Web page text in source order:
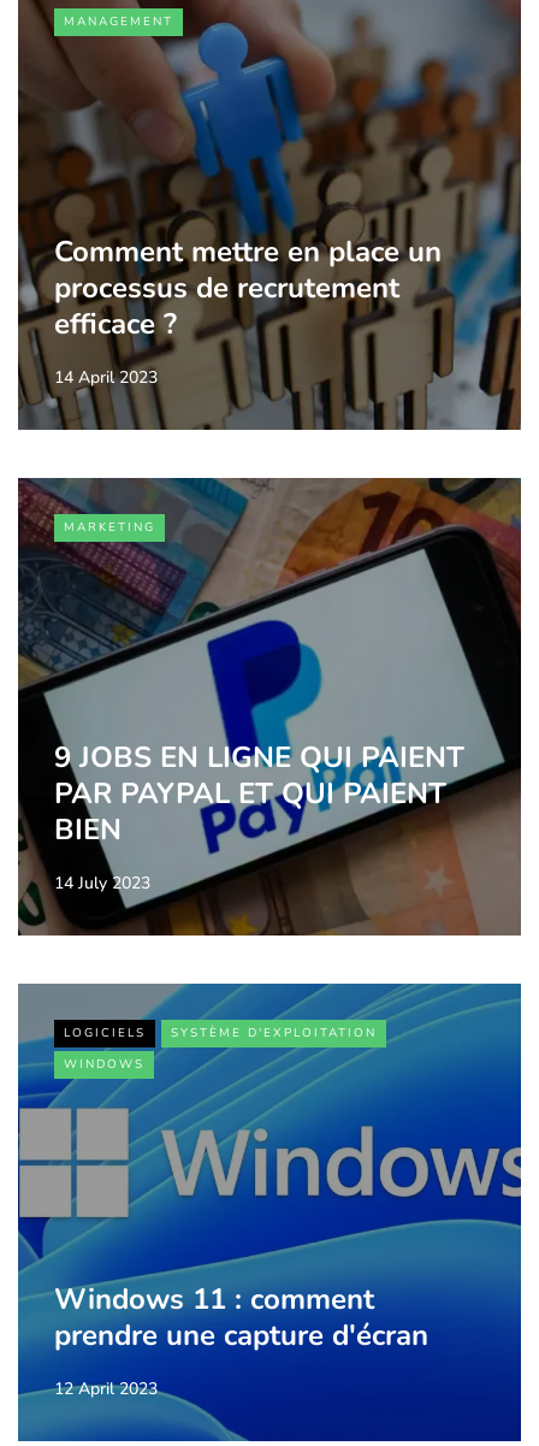
MANAGEMENT
Comment mettre en place un
processus de recrutement
efficace ?
14 April 2023
MARKETING
9 JOBS EN LIGNE QUI PAIENT
PAR PAYPAL ET QUI PAIENT
BIEN
14 July 2023
LOGICIELS
SYSTÈME D'EXPLOITATION
WINDOWS
Windows 11 : comment
prendre une capture d'écran
12 April 2023